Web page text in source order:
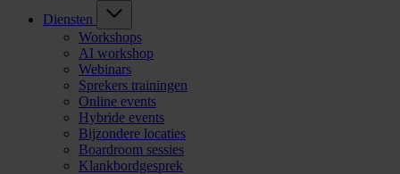
Diensten
Workshops
AI workshop
Webinars
Sprekers trainingen
Online events
Hybride events
Bijzondere locaties
Boardroom sessies
Klankbordgesprek